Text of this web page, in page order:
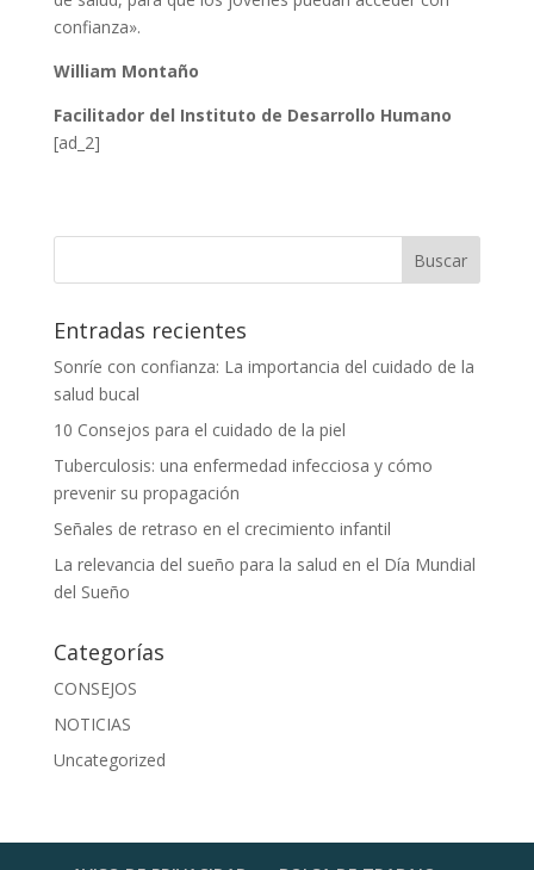
confianza».
William Montaño
Facilitador del Instituto de Desarrollo Humano
[ad_2]
Entradas recientes
Sonríe con confianza: La importancia del cuidado de la
salud bucal
10 Consejos para el cuidado de la piel
Tuberculosis: una enfermedad infecciosa y cómo
prevenir su propagación
Señales de retraso en el crecimiento infantil
La relevancia del sueño para la salud en el Día Mundial
del Sueño
Categorías
CONSEJOS
NOTICIAS
Uncategorized